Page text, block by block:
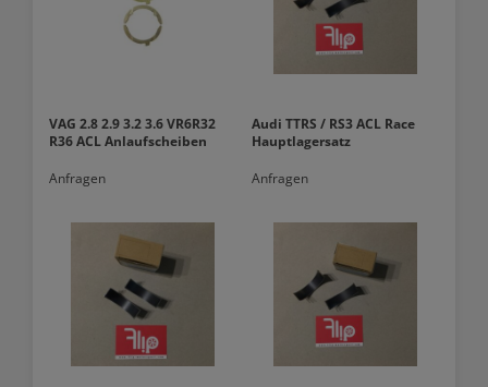
VAG 2.8 2.9 3.2 3.6 VR6R32
R36 ACL Anlaufscheiben
Anfragen
Audi TTRS / RS3 ACL Race
Hauptlagersatz
Anfragen